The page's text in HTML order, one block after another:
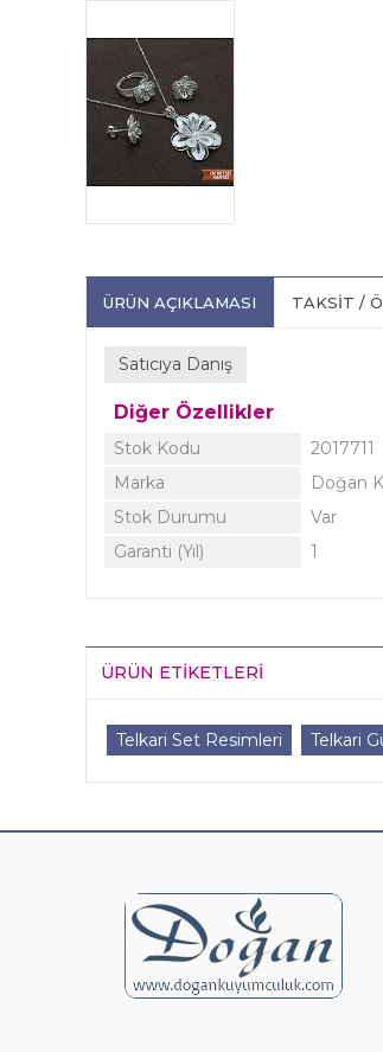
ÜRÜN AÇIKLAMASI TAKSIT /
Satıcıya Danış
Diğer Özellikler
Stok Kodu
2017711
Marka
Doğan
Stok Durumu
Var
Garanti (Yıl)
1
ÜRÜN ETIKETLERI
Telkari Set Resimleri Telkari